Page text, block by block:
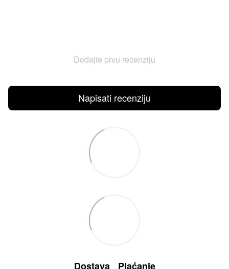
Dodajte prvu recenziju
Napisati recenziju
Dostava Plaćanje